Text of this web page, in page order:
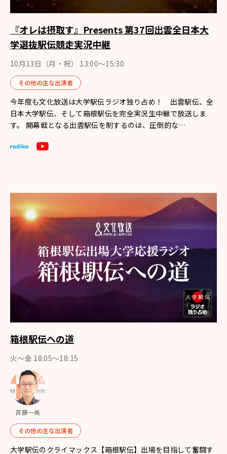
『オレは摂取す』Presents 第37回出雲全日本大
学選抜駅伝競走実況中継
10月13日（月・祝） 13:00〜15:30
その他の主な出演者
今年度も文化放送は大学駅伝ラジオ独り占め！ 出雲駅伝、全
日本大学駅伝、そして箱根駅伝を完全実況生中継で放送しま
す。 開幕戦となる出雲駅伝を制するのは、圧倒的な…
箱根駅伝への道
火～金 18:05～18:15
斉藤一美
その他の主な出演者
大学駅伝のクライマックス【箱根駅伝】出場を目指して奮闘す